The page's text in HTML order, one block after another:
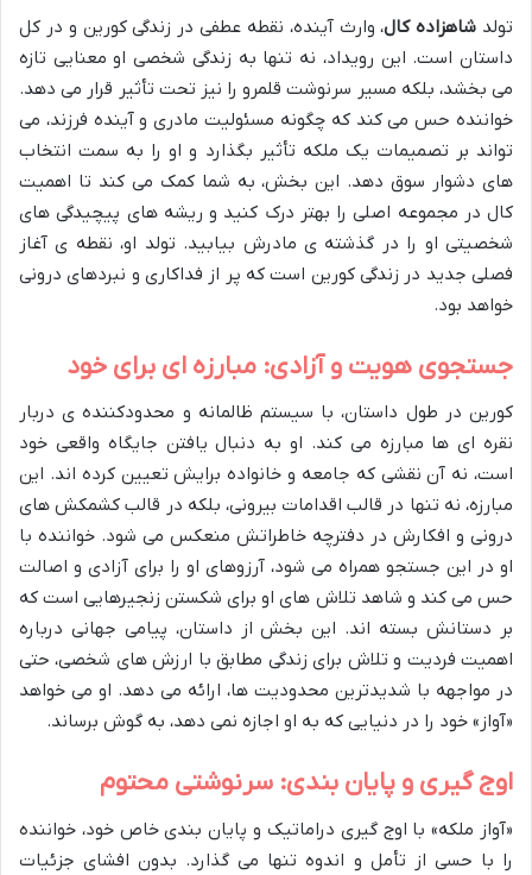
تولد شاهزاده کال، وارث آینده، نقطه عطفی در زندگی کورین و در کل
داستان است. این رویداد، نه تنها به زندگی شخصی او معنایی تازه
می بخشد، بلکه مسیر سرنوشت قلمرو را نیز تحت تأثیر قرار می دهد.
خواننده حس می کند که چگونه مسئولیت مادری و آینده فرزند، می
تواند بر تصمیمات یک ملکه تأثیر بگذارد و او را به سمت انتخاب
های دشوار سوق دهد. این بخش، به شما کمک می کند تا اهمیت
کال در مجموعه اصلی را بهتر درک کنید و ریشه های پیچیدگی های
شخصیتی او را در گذشته ی مادرش بیابید. تولد او، نقطه ی آغاز
فصلی جدید در زندگی کورین است که پر از فداکاری و نبردهای درونی
خواهد بود.
جستجوی هویت و آزادی: مبارزه ای برای خود
کورین در طول داستان، با سیستم ظالمانه و محدودکننده ی دربار
نقره ای ها مبارزه می کند. او به دنبال یافتن جایگاه واقعی خود
است، نه آن نقشی که جامعه و خانواده برایش تعیین کرده اند. این
مبارزه، نه تنها در قالب اقدامات بیرونی، بلکه در قالب کشمکش های
درونی و افکارش در دفترچه خاطراتش منعکس می شود. خواننده با
او در این جستجو همراه می شود، آرزوهای او را برای آزادی و اصالت
حس می کند و شاهد تلاش های او برای شکستن زنجیرهایی است که
بر دستانش بسته اند. این بخش از داستان، پیامی جهانی درباره
اهمیت فردیت و تلاش برای زندگی مطابق با ارزش های شخصی، حتی
در مواجهه با شدیدترین محدودیت ها، ارائه می دهد. او می خواهد
«آواز» خود را در دنیایی که به او اجازه نمی دهد، به گوش برساند.
اوج گیری و پایان بندی: سرنوشتی محتوم
«آواز ملکه» با اوج گیری دراماتیک و پایان بندی خاص خود، خواننده
را با حسی از تأمل و اندوه تنها می گذارد. بدون افشای جزئیات